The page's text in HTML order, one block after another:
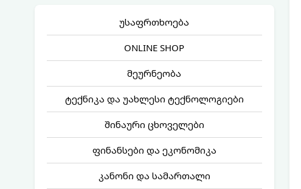
უსაფრთხოება
ONLINE SHOP
მეურნეობა
ტექნიკა და უახლესი ტექნოლოგიები
შინაური ცხოველები
ფინანსები და ეკონომიკა
კანონი და სამართალი